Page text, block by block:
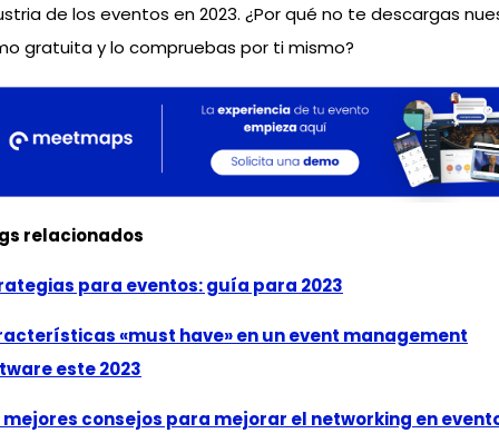
de los eventos en 2023. ¿Por qué no te descargas
gratuita y lo compruebas por ti mismo?
relacionados
para eventos: guía para 2023
«must have» en un event management
este 2023
mejores consejos para mejorar el networking en